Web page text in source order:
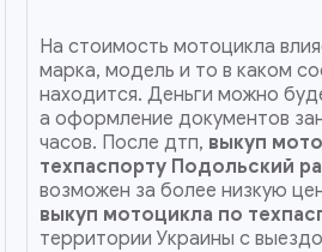
На стоимость мотоцикла
марка, модель и то в каком
находится. Деньги можно
а оформление документов
часов. После дтп, выкуп
техпаспорту Подольский
возможен за более низкую
выкуп мотоцикла по
территории Украины с